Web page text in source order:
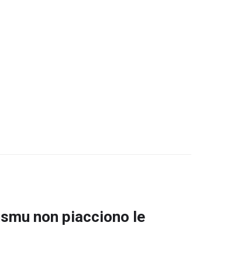
non piacciono le